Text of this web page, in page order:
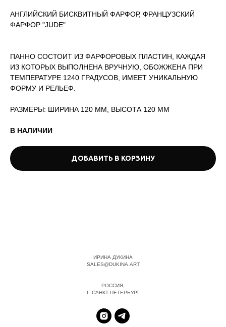
АНГЛИЙСКИЙ БИСКВИТНЫЙ ФАРФОР, ФРАНЦУЗСКИЙ
ФАРФОР "JUDE"
ПАННО СОСТОИТ ИЗ ФАРФОРОВЫХ ПЛАСТИН, КАЖДАЯ
ИЗ КОТОРЫХ ВЫПОЛНЕНА ВРУЧНУЮ, ОБОЖЖЕНА ПРИ
ТЕМПЕРАТУРЕ 1240 ГРАДУСОВ, ИМЕЕТ УНИКАЛЬНУЮ
ФОРМУ И РЕЛЬЕФ.
РАЗМЕРЫ: ШИРИНА 120 ММ, ВЫСОТА 120 ММ
В НАЛИЧИИ
ДОБАВИТЬ В КОРЗИНУ
ИРИНА ДУКИНА
SALES@DUKINA.ART
РОССИЯ,
Г. САНКТ-ПЕТЕРБУРГ